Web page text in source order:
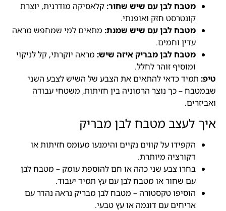
מטבח לבן עם שיש שחור:קלאסיקה מודרנית, יוצרת
קונטרסט חזק ואופנתי.
מטבח לבן עם שיש שמנת: מתאים למי שמחפש מראה
עדין וחמים.
מטבח לבן מבריק איזה שיש: מראה יוקרתי, קל לניקוי
ומוסיף זוהר לחלל.
טיפ: תמיד כדאי להתאים את הצבע של השיש לצבע השני
שבמטבח – כך נוצר הרמוניה בין חזיתות, משטחי עבודה
ואביזרים.
איך לעצב מטבח לבן מבריק
הקפידו על קווים נקיים והימנעו מעומס חזיתות או
דקורציה מיותרת.
בחרו צבע שני כהה או חם להוספת עומק – מטבח לבן
עם שחור או מטבח לבן עם עץ תמיד יעבוד.
הוסיפו טקסטורה – מטבח לבן מבריק נראה נהדר עם
אריחים עם דוגמה או עץ טבעי.